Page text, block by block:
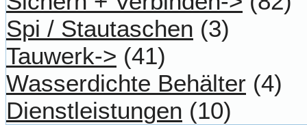
Spi / Stautaschen (3)
Tauwerk-> (41)
Wasserdichte Behälter (4)
Dienstleistungen (10)